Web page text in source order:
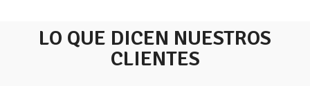
LO QUE DICEN NUESTROS
CLIENTES